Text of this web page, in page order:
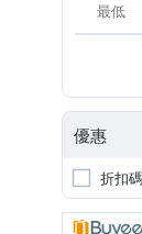
優惠
折扣碼